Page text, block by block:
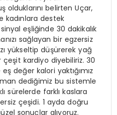
olduklarını belirten Uçar,
kadınlara destek
eşliğinde 30 dakikalık
sağlayan bir egzersiz
yükseltip düşürerek yağ
çeşit kardiyo diyebiliriz. 30
değer kalori yaktığımız
dediğimiz bu sistemle
sürelerde farklı kaslara
çeşidi. 1 ayda doğru
sonuçlar alıyoruz.